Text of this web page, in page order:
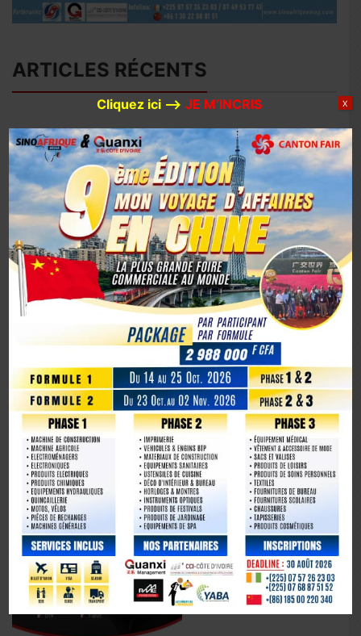
ARTICLES RÉCENTS
Avec 780 millions de dollars d’investissements prévus en
2026, Huaxin Gold accélère son expansion minière entre
Afrique et Asie
Coopération sino-ivoirienne : inauguration officielle du
siège du centre d’affaires YUE AFRICA BUSINESS ALLIANCE
(YABA) à Guangzhou
Coopération Sino-Ivoirienne : S.E.M. Abou Dosso nommé
Ambassadeur de la Côte d’Ivoire en Chine, un tournant
diplomatique
1er octobre 2025, la Chine marque son 76e anniversaire
La Chine fête les 80 ans de la capitulation du Japon
Cliquez ici –> JE M’INCRIS X